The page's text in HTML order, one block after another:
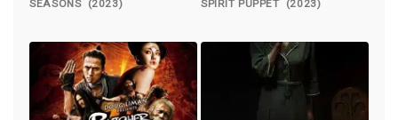
SEASONS (2023) SPIRIT PUPPET (2023)